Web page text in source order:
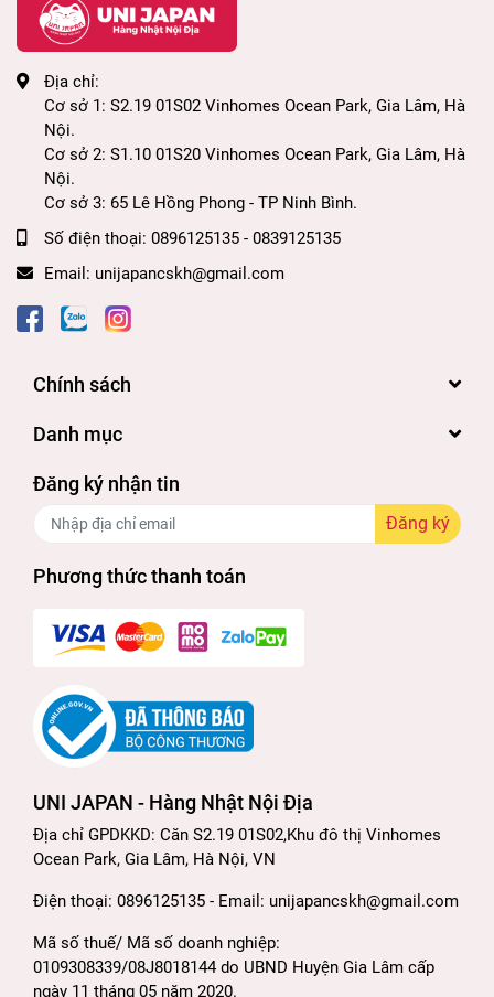
Địa chỉ:
Cơ sở 1: S2.19 01S02 Vinhomes Ocean Park, Gia Lâm, Hà
Nội.
Cơ sở 2: S1.10 01S20 Vinhomes Ocean Park, Gia Lâm, Hà
Nội.
Cơ sở 3: 65 Lê Hồng Phong - TP Ninh Bình.
Số điện thoại: 0896125135 - 0839125135
Email: unijapancskh@gmail.com
Chính sách
Danh mục
Đăng ký nhận tin
Đăng ký
Phương thức thanh toán
UNI JAPAN - Hàng Nhật Nội Địa
Địa chỉ GPDKKD: Căn S2.19 01S02,Khu đô thị Vinhomes
Ocean Park, Gia Lâm, Hà Nội, VN
Điện thoại: 0896125135 - Email: unijapancskh@gmail.com
Mã số thuế/ Mã số doanh nghiệp:
0109308339/08J8018144 do UBND Huyện Gia Lâm cấp
ngày 11 tháng 05 năm 2020.